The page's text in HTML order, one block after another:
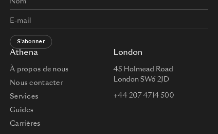
Athena
À propos de nous
Nous contacter
Services
Guides
Carrières
London
45 Holmead Road
London SW6 2JD
+44 207 4714 500
S'abonner